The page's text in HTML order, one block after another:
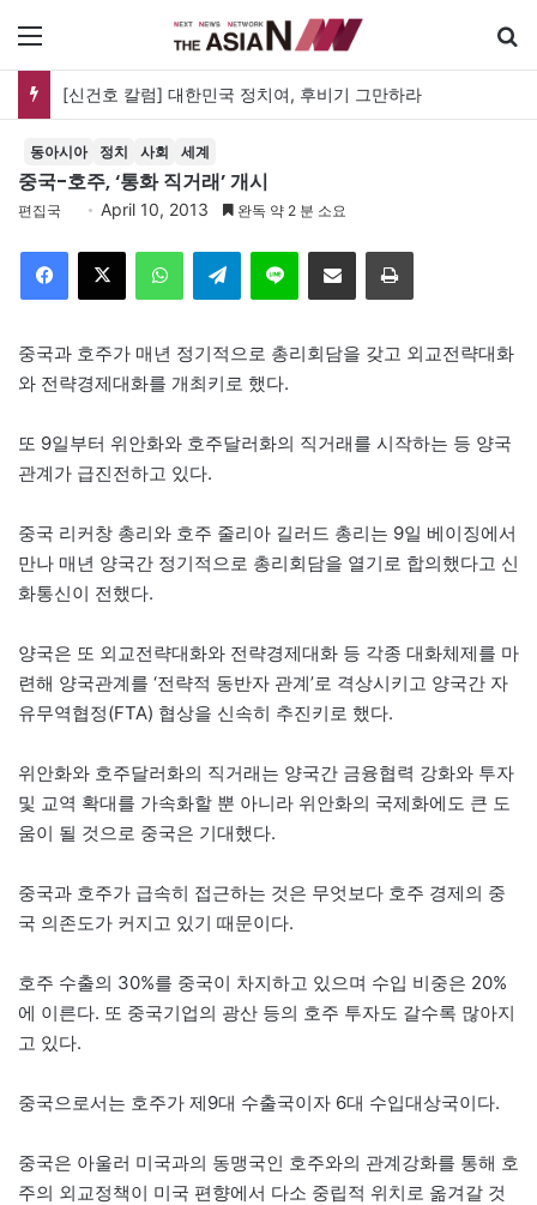
동아시아 정치 사회 세계
중국-호주, ‘통화 직거래’ 개시
편집국 April 10, 2013 완독 약 2 분 소요
Telegram 이메일
중국과 호주가 매년 정기적으로 총리회담을 갖고 외교전략대화
와 전략경제대화를 개최키로 했다.
또 9일부터 위안화와 호주달러화의 직거래를 시작하는 등 양국
관계가 급진전하고 있다.
중국 리커창 총리와 호주 줄리아 길러드 총리는 9일 베이징에서
만나 매년 양국간 정기적으로 총리회담을 열기로 합의했다고 신
화통신이 전했다.
양국은 또 외교전략대화와 전략경제대화 등 각종 대화체제를 마
련해 양국관계를 ‘전략적 동반자 관계’로 격상시키고 양국간 자
유무역협정(FTA) 협상을 신속히 추진키로 했다.
위안화와 호주달러화의 직거래는 양국간 금융협력 강화와 투자
및 교역 확대를 가속화할 뿐 아니라 위안화의 국제화에도 큰 도
움이 될 것으로 중국은 기대했다.
중국과 호주가 급속히 접근하는 것은 무엇보다 호주 경제의 중
국 의존도가 커지고 있기 때문이다.
호주 수출의 30%를 중국이 차지하고 있으며 수입 비중은 20%
에 이른다. 또 중국기업의 광산 등의 호주 투자도 갈수록 많아지
고 있다.
중국으로서는 호주가 제9대 수출국이자 6대 수입대상국이다.
중국은 아울러 미국과의 동맹국인 호주와의 관계강화를 통해 호
주의 외교정책이 미국 편향에서 다소 중립적 위치로 옮겨갈 것